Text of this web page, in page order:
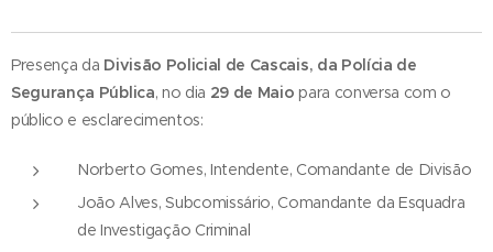
Presença da Divisão Policial de Cascais, da Polícia de
Segurança Pública, no dia 29 de Maio para conversa com o
público e esclarecimentos:
Norberto Gomes, Intendente, Comandante de Divisão
João Alves, Subcomissário, Comandante da Esquadra
de Investigação Criminal